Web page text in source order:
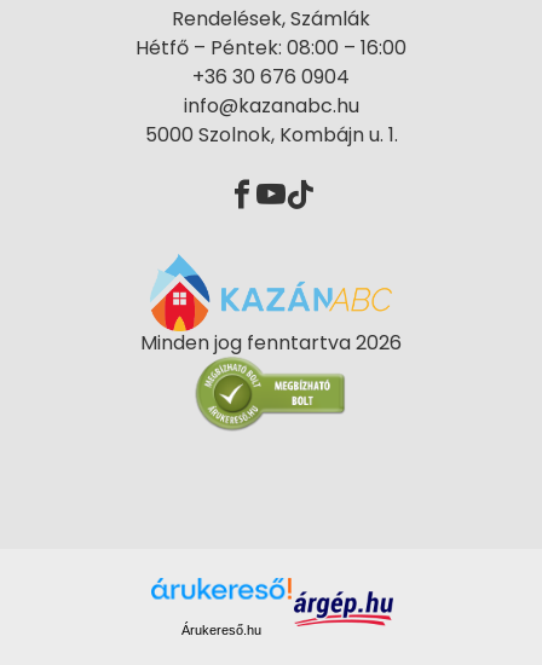
Rendelések, Számlák
Hétfő – Péntek: 08:00 – 16:00
+36 30 676 0904
info@kazanabc.hu
5000 Szolnok, Kombájn u. 1.
Minden jog fenntartva 2026
Árukereső.hu